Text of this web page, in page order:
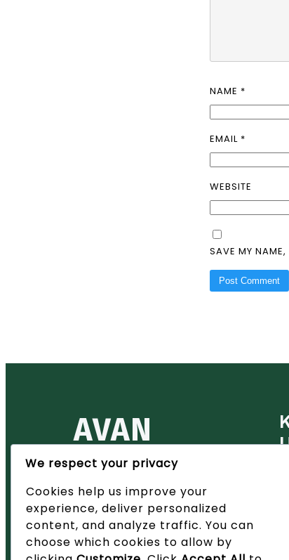
NAME *
EMAIL *
WEBSITE
SAVE MY
AVAN
Ihr zuverlässiger Partner für
– wir bieten innovative Lösungen
und hervorragenden Service.
We respect your privacy
Cookies help us improve your
experience, deliver personalized
content, and analyze traffic. You can
choose which cookies to allow by